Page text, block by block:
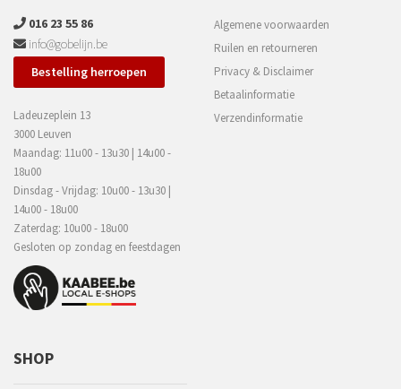
016 23 55 86
info@gobelijn.be
Bestelling herroepen
Ladeuzeplein 13
3000 Leuven
Maandag: 11u00 - 13u30 | 14u00 -
18u00
Dinsdag - Vrijdag: 10u00 - 13u30 |
14u00 - 18u00
Zaterdag: 10u00 - 18u00
Gesloten op zondag en feestdagen
Algemene voorwaarden
Ruilen en retourneren
Privacy & Disclaimer
Betaalinformatie
Verzendinformatie
SHOP